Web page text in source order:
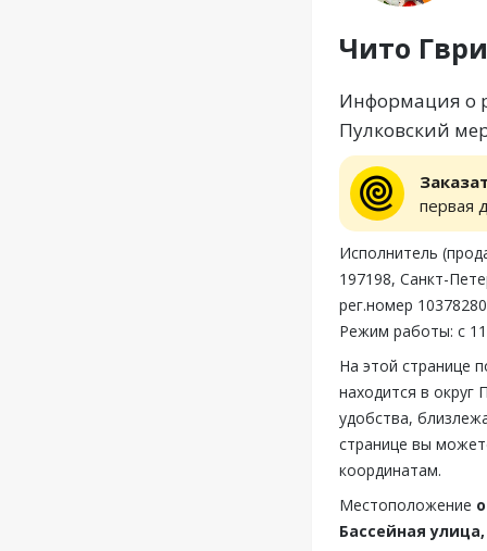
Чито
Информация о
Пулковский
первая
Исполнитель
197198, Санкт-
рег.номер
Режим работы: с
На этой странице
находится в округ
удобства,
странице вы
координатам.
Местоположение
Бассейная улица,